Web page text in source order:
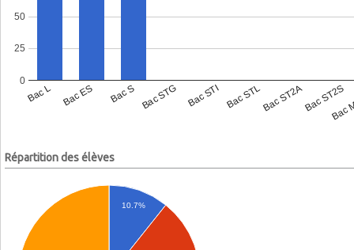
Bac L Bac ES Bac S Bac STG Bac STI Bac STLBac ST2ABac ST2S
0
25
50
Répartition des élèves
10.7%